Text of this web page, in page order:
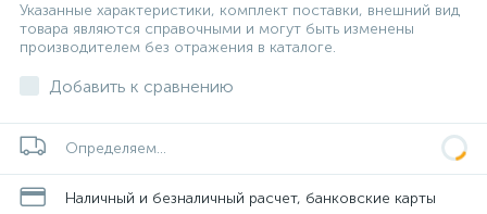
Указанные характеристики, комплект поставки, внешний вид
товара являются справочными и могут быть изменены
производителем без отражения в каталоге.
Добавить к сравнению
Определяем...
Наличный и безналичный расчет, банковские карты